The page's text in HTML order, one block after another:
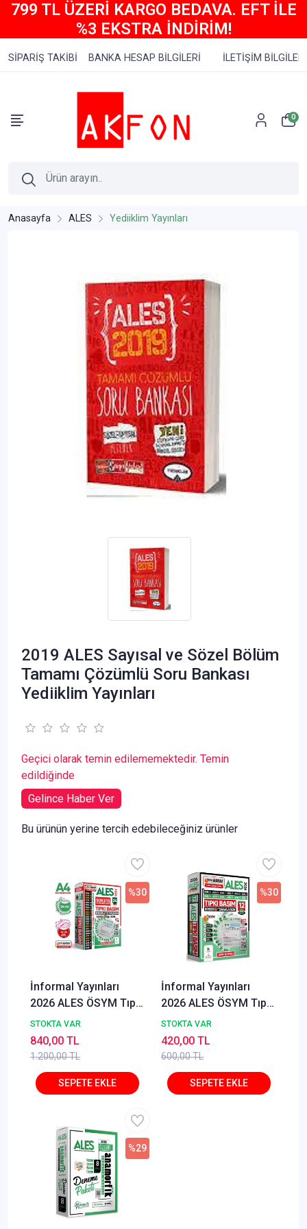
799 TL ÜZERİ KARGO BEDAVA. EFT İLE
%3 EKSTRA İNDİRİM!
SİPARİŞ TAKİBİ BANKA HESAP BİLGİLERİ İLETİŞİM BİLGİLERİ
0
Anasayfa ALES Yediiklim Yayınları
2019 ALES Sayısal ve Sözel Bölüm
Tamamı Çözümlü Soru Bankası
Yediiklim Yayınları
Geçici olarak temin edilememektedir. Temin
edildiğinde
Gelince Haber Ver
Bu ürünün yerine tercih edebileceğiniz ürünler
İnformal Yayınları
2026 ALES ÖSYM Tıpkı
Basım Çıkmış Soru
24'lü Deneme Paketi
Video ve Dijital
Çözümlü Türkiye
Geneli
STOKTA VAR
1.200,00 TL
%30
840,00 TL
İnformal Yayınları
2026 ALES ÖSYM Tıpkı
Basım Çıkmış Soru
12'li Deneme
STOKTA VAR
600,00 TL
%30
420,00 TL
%29